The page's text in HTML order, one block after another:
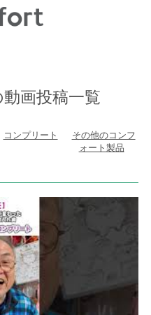
画投稿一覧
コンプリート
その他のコンフ
ォート製品